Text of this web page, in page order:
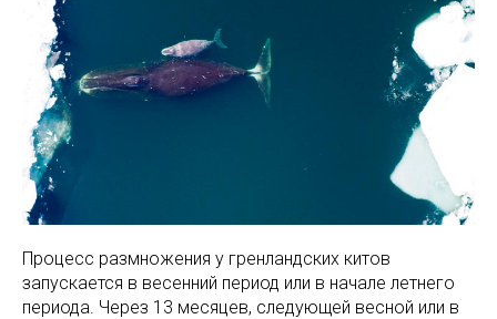
Процесс размножения у гренландских китов
запускается в весенний период или в начале летнего
периода. Через 13 месяцев, следующей весной или в